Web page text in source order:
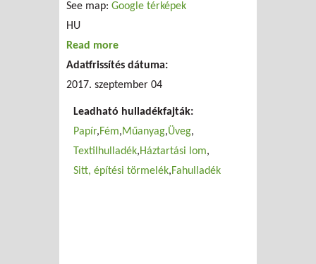
See map: Google térképek
HU
Read more
Adatfrissítés dátuma:
2017. szeptember 04
Leadható hulladékfajták:
Papír Fém Műanyag Üveg
Textilhulladék Háztartási lom
Sitt, építési törmelék Fahulladék